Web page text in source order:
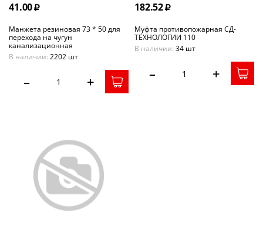
41.00
Манжета резиновая 73 * 50 для
перехода на чугун
канализационная
В наличии: 2202 шт
– +
182.52
Муфта противопожарная СД-
ТЕХНОЛОГИИ 110
В наличии: 34 шт
– +